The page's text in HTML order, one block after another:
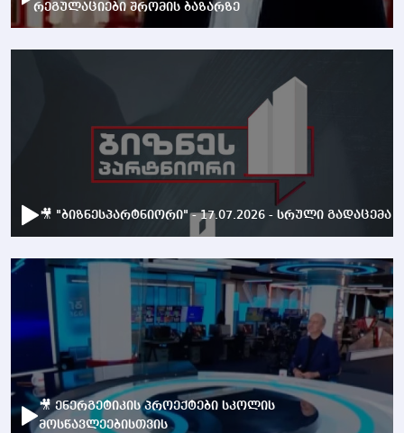
რეგულაციები შრომის ბაზარზე
🎥 "ბიზნესპარტნიორი" - 17.07.2026 - სრული გადაცემა
🎥 ენერგეტიკის პროექტები სკოლის
მოსწავლეებისთვის